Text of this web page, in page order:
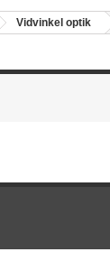
Vidvinkel optik